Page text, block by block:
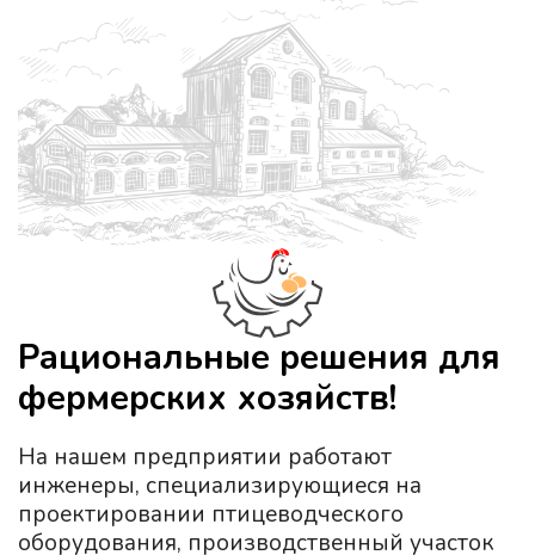
Рациональные решения для
фермерских хозяйств!
На нашем предприятии работают
инженеры, специализирующиеся на
проектировании птицеводческого
оборудования, производственный участок